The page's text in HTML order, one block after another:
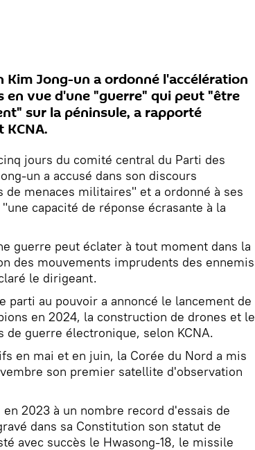
Jong-un a ordonné l'accélération
vue d'une "guerre" qui peut "être
sur la péninsule, a rapporté
jours du comité central du Parti des
un a accusé dans son discours
de menaces militaires" et a ordonné à ses
capacité de réponse écrasante à la
guerre peut éclater à tout moment dans la
des mouvements imprudents des ennemis
le dirigeant.
parti au pouvoir a annoncé le lancement de
en 2024, la construction de drones et le
de guerre électronique, selon KCNA.
en mai et en juin, la Corée du Nord a mis
son premier satellite d'observation
2023 à un nombre record d'essais de
dans sa Constitution son statut de
avec succès le Hwasong-18, le missile